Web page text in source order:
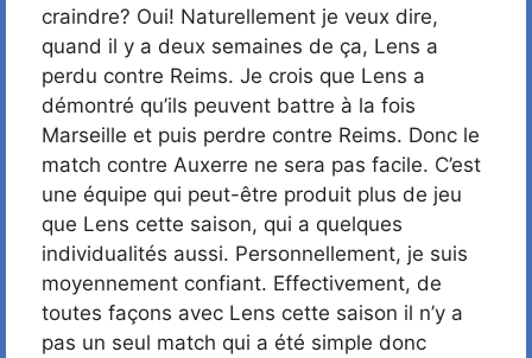
craindre? Oui! Naturellement je veux dire,
quand il y a deux semaines de ça, Lens a
perdu contre Reims. Je crois que Lens a
démontré qu’ils peuvent battre à la fois
Marseille et puis perdre contre Reims. Donc le
match contre Auxerre ne sera pas facile. C’est
une équipe qui peut-être produit plus de jeu
que Lens cette saison, qui a quelques
individualités aussi. Personnellement, je suis
moyennement confiant. Effectivement, de
toutes façons avec Lens cette saison il n’y a
pas un seul match qui a été simple donc